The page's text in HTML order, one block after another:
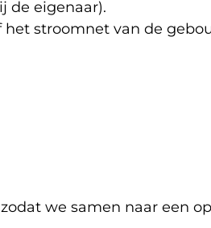
de eigenaar).
stroomnet van de
we samen naar een